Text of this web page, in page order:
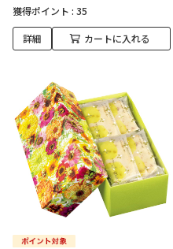
獲得ポイント : 35
詳細 カートに入れる